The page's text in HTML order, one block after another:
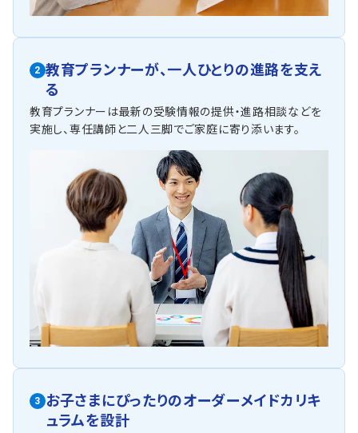
2 教育プランナーが、一人ひとりの進路を支え
る
教育プランナーは最新の受験情報の提供・進路相談などを
実施し、専任講師と二人三脚でご家庭に寄り添います。
3 お子さまにぴったりのオーダーメイドカリキ
ュラムを設計